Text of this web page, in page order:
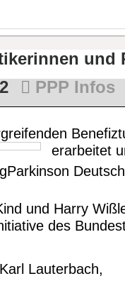
von
um
und
PPP Infos
erarbeitet
und Harry
des
Lauterbach,